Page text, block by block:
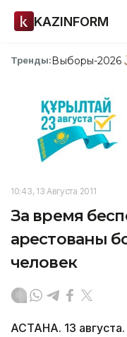
KAZINFORM
Тренды:Выборы-2026
10:43, 13 Августа 2011
За время
арестованы
человек
АСТАНА. 13